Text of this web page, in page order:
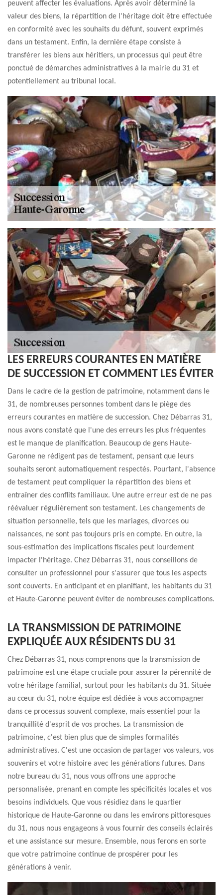
peuvent affecter les évaluations. Après avoir déterminé la
valeur des biens, la répartition de l'héritage doit être effectuée
en conformité avec les souhaits du défunt, souvent exprimés
dans un testament. Enfin, la dernière étape consiste à
transférer les biens aux héritiers, un processus qui peut être
ponctué de démarches administratives à la mairie du 31 et
potentiellement au tribunal local.
LES ERREURS COURANTES EN MATIÈRE
DE SUCCESSION ET COMMENT LES ÉVITER
Dans le cadre de la gestion de patrimoine, notamment dans le
31, de nombreuses personnes tombent dans le piège des
erreurs courantes en matière de succession. Chez Débarras 31,
nous avons constaté que l'une des erreurs les plus fréquentes
est le manque de planification. Beaucoup de gens Haute-
Garonne ne rédigent pas de testament, pensant que leurs
souhaits seront automatiquement respectés. Pourtant, l'absence
de testament peut compliquer la répartition des biens et
entraîner des conflits familiaux. Une autre erreur est de ne pas
réévaluer régulièrement son testament. Les changements de
situation personnelle, tels que les mariages, divorces ou
naissances, ne sont pas toujours pris en compte. En outre, la
sous-estimation des implications fiscales peut lourdement
impacter l'héritage. Chez Débarras 31, nous conseillons de
consulter un professionnel pour s'assurer que tous les aspects
sont couverts. En anticipant et en planifiant, les habitants du 31
et Haute-Garonne peuvent éviter de nombreuses complications.
LA TRANSMISSION DE PATRIMOINE
EXPLIQUÉE AUX RÉSIDENTS DU 31
Chez Débarras 31, nous comprenons que la transmission de
patrimoine est une étape cruciale pour assurer la pérennité de
votre héritage familial, surtout pour les habitants du 31. Située
au cœur du 31, notre équipe est dédiée à vous accompagner
dans ce processus souvent complexe, mais essentiel pour la
tranquillité d'esprit de vos proches. La transmission de
patrimoine, c'est bien plus que de simples formalités
administratives. C'est une occasion de partager vos valeurs, vos
souvenirs et votre histoire avec les générations futures. Dans
notre bureau du 31, nous vous offrons une approche
personnalisée, prenant en compte les spécificités locales et vos
besoins individuels. Que vous résidiez dans le quartier
historique de Haute-Garonne ou dans les environs pittoresques
du 31, nous nous engageons à vous fournir des conseils éclairés
et une assistance sur mesure. Ensemble, nous ferons en sorte
que votre patrimoine continue de prospérer pour les
générations à venir.